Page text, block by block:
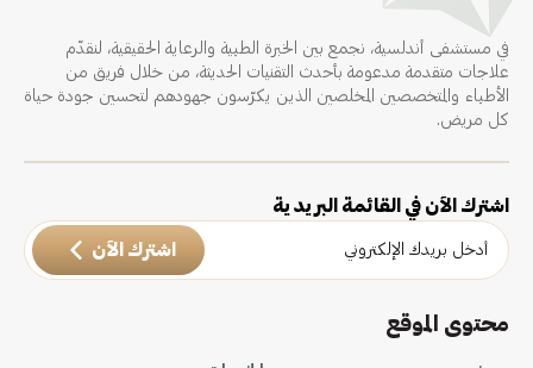
في مستشفى أندلسية، نجمع بين الخبرة الطبية والرعاية الحقيقية، لنقدّم
علاجات متقدمة مدعومة بأحدث التقنيات الحديثة، من خلال فريق من
الأطباء والمتخصصين المخلصين الذين يكرّسون جهودهم لتحسين جودة حياة
كل مريض.
اشترك الآن في القائمة البريدية
اشترك الآن
محتوى الموقع